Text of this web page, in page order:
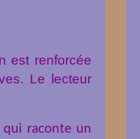
est renforcée
Le lecteur
qui raconte un